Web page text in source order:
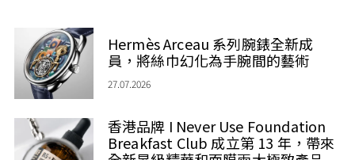
Hermès Arceau 系列腕錶全新成
員，將絲巾幻化為手腕間的藝術
27.07.2026
香港品牌 I Never Use Foundation
Breakfast Club 成立第 13 年，帶來